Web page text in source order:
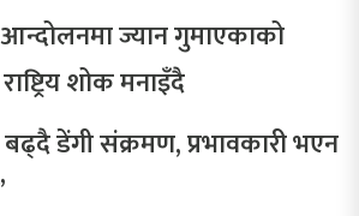
ज्यान गुमाएकाको
शोक मनाइँदै
बढ्दै डेंगी संक्रमण, प्रभावकारी भएन